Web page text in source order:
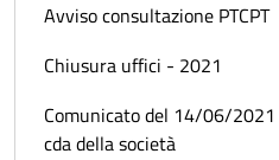
Avviso consultazione PTCPT
Chiusura uffici - 2021
Comunicato del 14/06/
cda della società